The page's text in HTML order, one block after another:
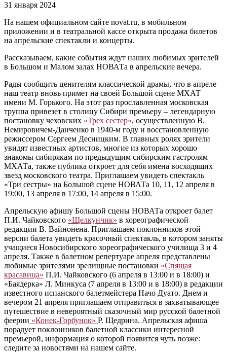
31 января 2024
На нашем официальном сайте novat.ru, в мобильном
приложении и в театральной кассе открыта продажа билетов
на апрельские спектакли и концерты.
Рассказываем, какие события ждут наших любимых зрителей
в Большом и Малом залах НОВАТа в апрельские вечера.
Рады сообщить ценителям классической драмы, что в апреле
наш театр вновь примет на своей Большой сцене МХАТ
имени М. Горького. На этот раз прославленная московская
труппа привезет в столицу Сибири премьеру ‒ легендарную
постановку чеховских «Трех сестер», осуществленную В.
Немировичем-Данченко в 1940-м году и восстановленную
режиссером Сергеем Десницким. В главных ролях зрители
увидят известных артистов, многие из которых хорошо
знакомы сибирякам по предыдущим сибирским гастролям
МХАТа, также публика откроет для себя имена восходящих
звезд московского театра. Приглашаем увидеть спектакль
«Три сестры» на Большой сцене НОВАТа 10, 11, 12 апреля в
19:00, 13 апреля в 17:00, 14 апреля в 15:00.
Апрельскую афишу Большой сцены НОВАТа откроет балет
П.И. Чайковского «Щелкунчик» в хореографической
редакции В. Вайнонена. Приглашаем поклонников этой
версии балета увидеть красочный спектакль, в котором заняты
учащиеся Новосибирского хореографического училища 3 и 4
апреля. Также в балетном репертуаре апреля представлены
любимые зрителями зрелищные постановки «Спящая
красавица» П.И. Чайковского (6 апреля в 13:00 и в 18:00) и
«Баядерка» Л. Минкуса (7 апреля в 13:00 и в 18:00) в редакции
известного испанского балетмейстера Начо Дуато. Днем и
вечером 21 апреля приглашаем отправиться в захватывающее
путешествие в невероятный сказочный мир русской балетной
феерии «Конек-Горбунок» Р. Щедрина. Апрельская афиша
порадует поклонников балетной классики интересной
премьерой, информация о которой появится чуть позже:
следите за новостями на нашем сайте.